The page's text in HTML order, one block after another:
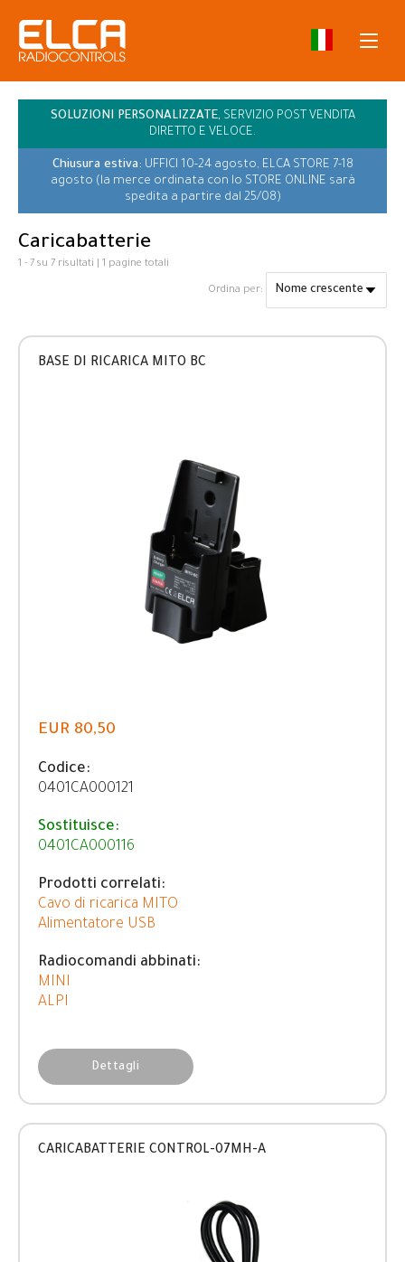
SOLUZIONI PERSONALIZZATE, SERVIZIO POST VENDITA
DIRETTO E VELOCE.
Chiusura estiva: UFFICI 10-24 agosto, ELCA STORE 7-18
agosto (la merce ordinata con lo STORE ONLINE sarà
spedita a partire dal 25/08)
Caricabatterie
1 - 7 su 7 risultati | 1 pagine totali
Ordina per:
BASE DI RICARICA MITO BC
EUR 80,50
Codice:
0401CA000121
Sostituisce:
0401CA000116
Prodotti correlati:
Cavo di ricarica MITO
Alimentatore USB
Radiocomandi abbinati:
MINI
ALPI
Dettagli
CARICABATTERIE CONTROL-07MH-A